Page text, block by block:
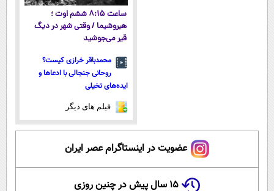
ساعت ۸:۱۵ ششم اوت ؛
هیروشیما / وقتی شهر در دیگ
قیر می‌جوشید
محمدباقر خرازی کیست؟
روحانی جنجالی با ادعاها و
ایده‌های تخیلی
فیلم های دیگر
عضویت در اینستاگرام عصر ایران
۱۵ سال پیش در چنین روزی